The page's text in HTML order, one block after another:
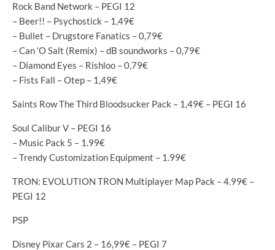
Rock Band Network – PEGI 12
– Beer!! – Psychostick – 1,49€
– Bullet – Drugstore Fanatics – 0,79€
– Can ‘O Salt (Remix) – dB soundworks – 0,79€
– Diamond Eyes – Rishloo – 0,79€
– Fists Fall – Otep – 1,49€
Saints Row The Third Bloodsucker Pack – 1,49€ – PEGI 16
Soul Calibur V – PEGI 16
– Music Pack 5 – 1.99€
– Trendy Customization Equipment – 1.99€
TRON: EVOLUTION TRON Multiplayer Map Pack – 4.99€ –
PEGI 12
PSP
Disney Pixar Cars 2 – 16,99€ – PEGI 7